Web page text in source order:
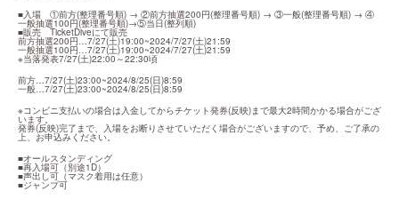
■入場　①前方(整理番号順) → ②前方抽選200円(整理番号順) → ③一般(整理番号順) → ④
一般抽選100円(整理番号順)→⑤当日(整列順)
■販売　TicketDiveにて販売
前方抽選200円…7/27(土)19:00~2024/7/27(土)21:59
一般抽選100円…7/27(土)19:00~2024/7/27(土)21:59
※当落発表7/27(土)22:00～22:30頃
前方…7/27(土)23:00~2024/8/25(日)8:59
一般…7/27(土)23:00~2024/8/25(日)8:59
※コンビニ支払いの場合は入金してからチケット発券(反映)まで最大2時間かかる場合がござ
います。
発券(反映)完了まで、入場をお断りさせていただく場合がございますので、予め、ご了承の
上、お申込みください。
■オールスタンディング
■再入場可（別途1D）
■声出し可（マスク着用は任意）
■ジャンプ可